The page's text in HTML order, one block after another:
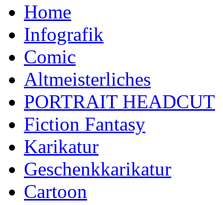
Home
Infografik
Comic
Altmeisterliches
PORTRAIT HEADCUT
Fiction Fantasy
Karikatur
Geschenkkarikatur
Cartoon